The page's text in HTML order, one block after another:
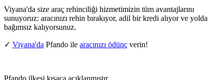
Viyana'da size araç rehinciliği hizmetimizin tüm avantajlarını
sunuyoruz: aracınızı rehin bırakıyor, adil bir kredi alıyor ve yolda
bağımsız kalıyorsunuz.
✓ Viyana'da Pfando ile aracınızı ödünç verin!
Pfando ilkesi kısaca açıklanmıştır